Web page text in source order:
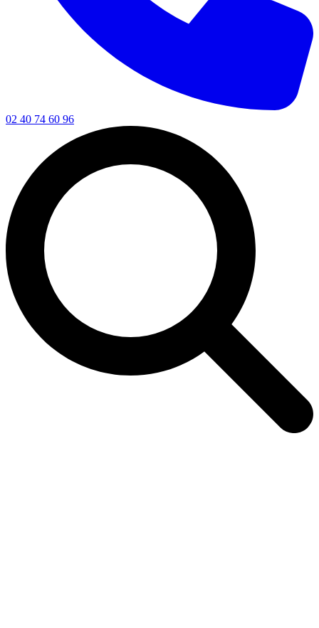
02 40 74 60 96